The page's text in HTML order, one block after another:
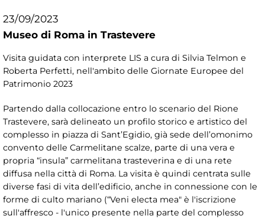
23/09/2023
Museo di Roma in Trastevere
Visita guidata con interprete LIS a cura di Silvia Telmon e
Roberta Perfetti, nell'ambito delle Giornate Europee del
Patrimonio 2023
Partendo dalla collocazione entro lo scenario del Rione
Trastevere, sarà delineato un profilo storico e artistico del
complesso in piazza di Sant’Egidio, già sede dell’omonimo
convento delle Carmelitane scalze, parte di una vera e
propria “insula” carmelitana trasteverina e di una rete
diffusa nella città di Roma. La visita è quindi centrata sulle
diverse fasi di vita dell’edificio, anche in connessione con le
forme di culto mariano (“Veni electa mea" è l'iscrizione
sull'affresco - l'unico presente nella parte del complesso